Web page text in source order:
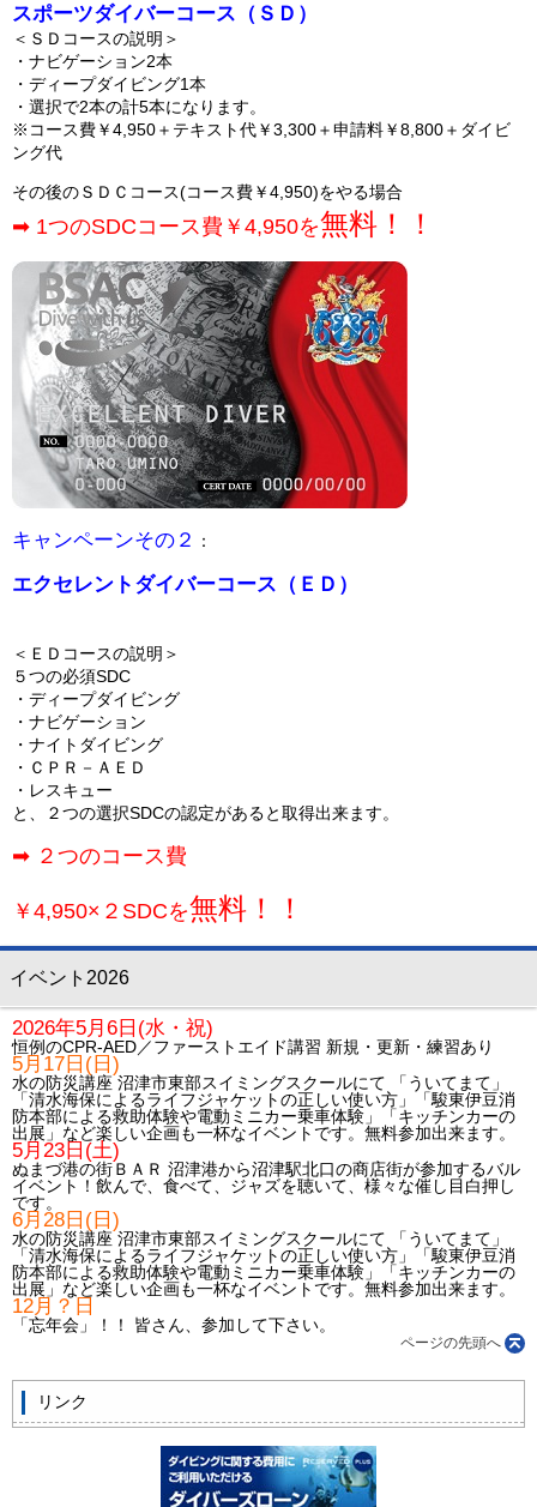
スポーツダイバーコース（ＳＤ）
＜ＳＤコースの説明＞
・ナビゲーション2本
・ディープダイビング1本
・選択で2本の計5本になります。
※コース費￥4,950＋テキスト代￥3,300＋申請料￥8,800＋ダイビ
ング代
その後のＳＤＣコース(コース費￥4,950)をやる場合
➡ 1つのSDCコース費￥4,950を無料！！
キャンペーンその２ ：
エクセレントダイバーコース（ＥＤ）
＜ＥＤコースの説明＞
５つの必須SDC
・ディープダイビング
・ナビゲーション
・ナイトダイビング
・ＣＰＲ－ＡＥＤ
・レスキュー
と、２つの選択SDCの認定があると取得出来ます。
➡ ２つのコース費
￥4,950×２SDCを無料！！
イベント2026
2026年5月6日(水・祝)
恒例のCPR-AED／ファーストエイド講習 新規・更新・練習あり
5月17日(日)
水の防災講座 沼津市東部スイミングスクールにて 「ういてまて」
「清水海保によるライフジャケットの正しい使い方」「駿東伊豆消
防本部による救助体験や電動ミニカー乗車体験」「キッチンカーの
出展」など楽しい企画も一杯なイベントです。無料参加出来ます。
5月23日(土)
ぬまづ港の街ＢＡＲ 沼津港から沼津駅北口の商店街が参加するバル
イベント！飲んで、食べて、ジャズを聴いて、様々な催し目白押し
です。
6月28日(日)
水の防災講座 沼津市東部スイミングスクールにて 「ういてまて」
「清水海保によるライフジャケットの正しい使い方」「駿東伊豆消
防本部による救助体験や電動ミニカー乗車体験」「キッチンカーの
出展」など楽しい企画も一杯なイベントです。無料参加出来ます。
12月？日
「忘年会」！！ 皆さん、参加して下さい。
ページの先頭へ
リンク